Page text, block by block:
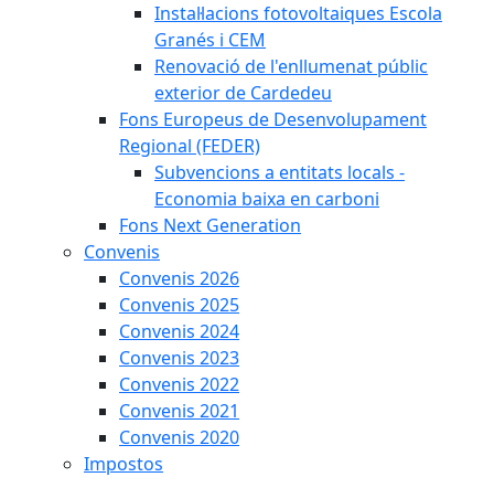
Instal·lacions fotovoltaiques Escola
Granés i CEM
Renovació de l'enllumenat públic
exterior de Cardedeu
Fons Europeus de Desenvolupament
Regional (FEDER)
Subvencions a entitats locals -
Economia baixa en carboni
Fons Next Generation
Convenis
Convenis 2026
Convenis 2025
Convenis 2024
Convenis 2023
Convenis 2022
Convenis 2021
Convenis 2020
Impostos